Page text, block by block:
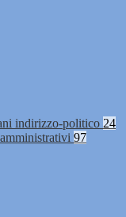
indirizzo-politico 24
97